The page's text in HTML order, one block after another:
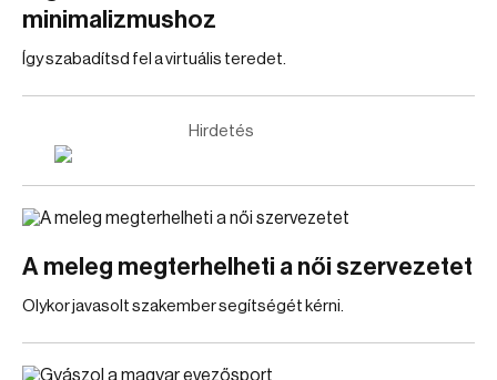
minimalizmushoz
Így szabadítsd fel a virtuális teredet.
Hirdetés
A meleg megterhelheti a női szervezetet
Olykor javasolt szakember segítségét kérni.